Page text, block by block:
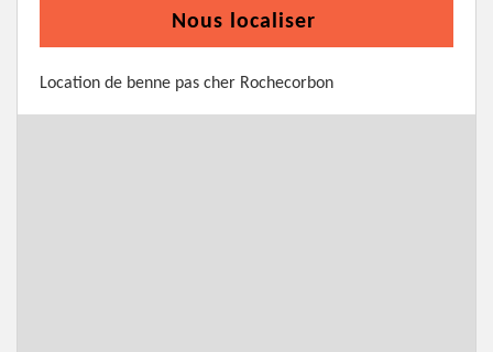
Nous localiser
Location de benne pas cher Rochecorbon